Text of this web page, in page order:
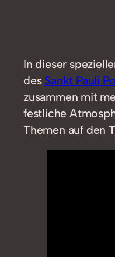
In dieser
des Sankt Pauli
zusammen mit
festliche
Themen auf den